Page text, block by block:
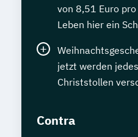
von 8,51 Euro
Leben hier ein
jetzt werden
Christstollen
Contra